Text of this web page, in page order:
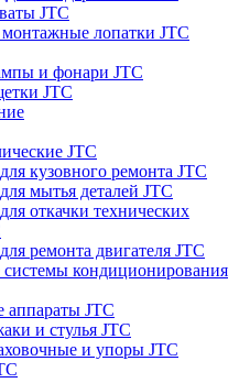
JTC
лопатки JTC
и фонари JTC
JTC
JTC
кузовного ремонта JTC
мытья деталей JTC
откачки технических
ремонта двигателя JTC
кондиционирования
аппараты JTC
и стулья JTC
и упоры JTC